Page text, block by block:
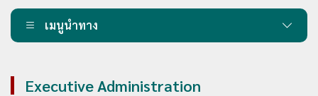
เมนูนำทาง
Executive Administration